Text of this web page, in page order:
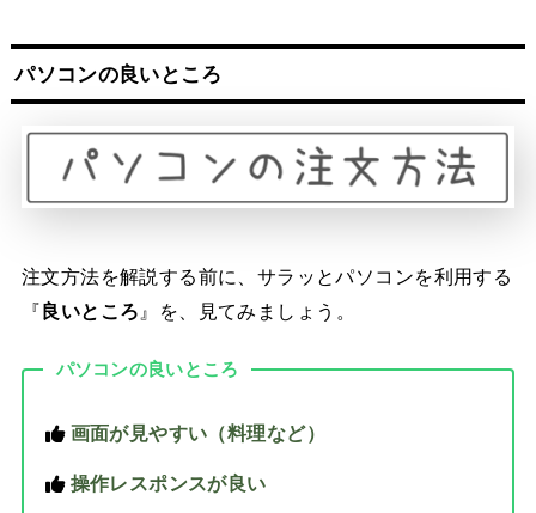
パソコンの良いところ
注文方法を解説する前に、サラッとパソコンを利用する
『良いところ 』を、見てみましょう。
パソコンの良いところ
画面が見やすい（料理など）
操作レスポンスが良い